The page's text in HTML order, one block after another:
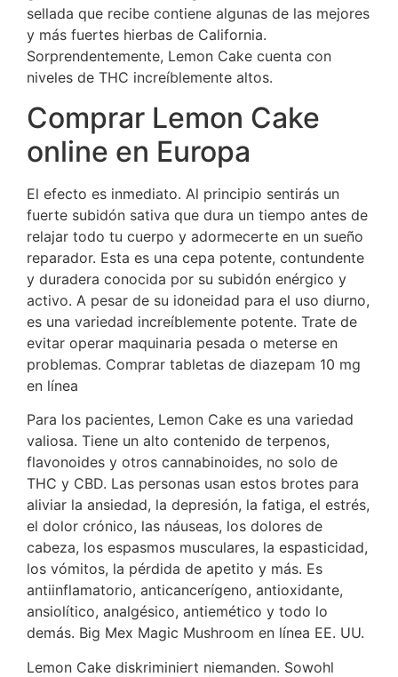
sellada que recibe contiene algunas de las mejores
y más fuertes hierbas de California.
Sorprendentemente, Lemon Cake cuenta con
niveles de THC increíblemente altos.
Comprar Lemon Cake
online en Europa
El efecto es inmediato. Al principio sentirás un
fuerte subidón sativa que dura un tiempo antes de
relajar todo tu cuerpo y adormecerte en un sueño
reparador. Esta es una cepa potente, contundente
y duradera conocida por su subidón enérgico y
activo. A pesar de su idoneidad para el uso diurno,
es una variedad increíblemente potente. Trate de
evitar operar maquinaria pesada o meterse en
problemas. Comprar tabletas de diazepam 10 mg
en línea
Para los pacientes, Lemon Cake es una variedad
valiosa. Tiene un alto contenido de terpenos,
flavonoides y otros cannabinoides, no solo de
THC y CBD. Las personas usan estos brotes para
aliviar la ansiedad, la depresión, la fatiga, el estrés,
el dolor crónico, las náuseas, los dolores de
cabeza, los espasmos musculares, la espasticidad,
los vómitos, la pérdida de apetito y más. Es
antiinflamatorio, anticancerígeno, antioxidante,
ansiolítico, analgésico, antiemético y todo lo
demás. Big Mex Magic Mushroom en línea EE. UU.
Lemon Cake diskriminiert niemanden. Sowohl